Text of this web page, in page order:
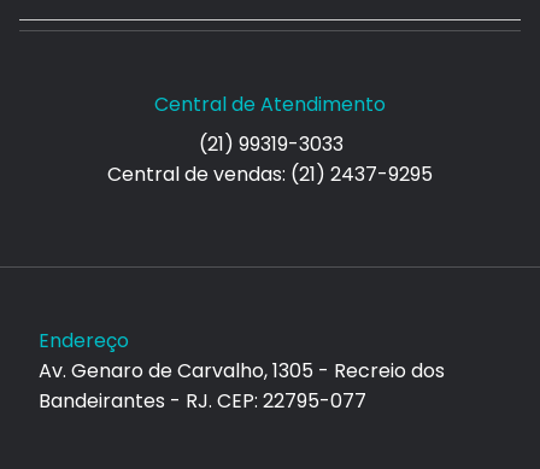
Central de Atendimento
(21) 99319-3033
Central de vendas: (21) 2437-9295
Endereço
Av. Genaro de Carvalho, 1305 - Recreio dos
Bandeirantes - RJ. CEP: 22795-077